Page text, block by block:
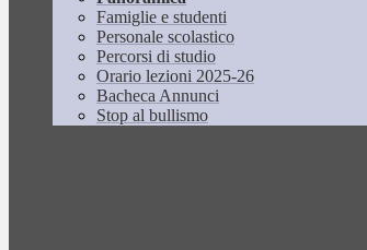
Famiglie e studenti
Personale scolastico
Percorsi di studio
Orario lezioni 2025-26
Bacheca Annunci
Stop al bullismo